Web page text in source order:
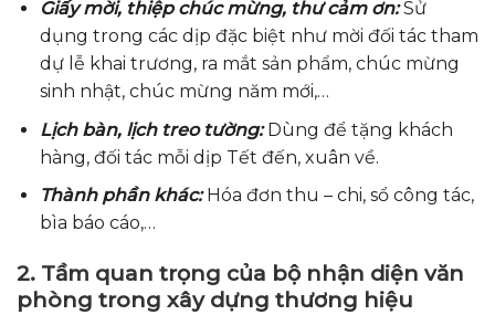
Giấy mời, thiệp chúc mừng, thư cảm ơn:Sử
dụng trong các dịp đặc biệt như mời đối tác tham
dự lễ khai trương, ra mắt sản phẩm, chúc mừng
sinh nhật, chúc mừng năm mới,…
Lịch bàn, lịch treo tường:Dùng để tặng khách
hàng, đối tác mỗi dịp Tết đến, xuân về.
Thành phần khác:Hóa đơn thu – chi, sổ công tác,
bìa báo cáo,…
2. Tầm quan trọng của bộ nhận diện văn
phòng trong xây dựng thương hiệu